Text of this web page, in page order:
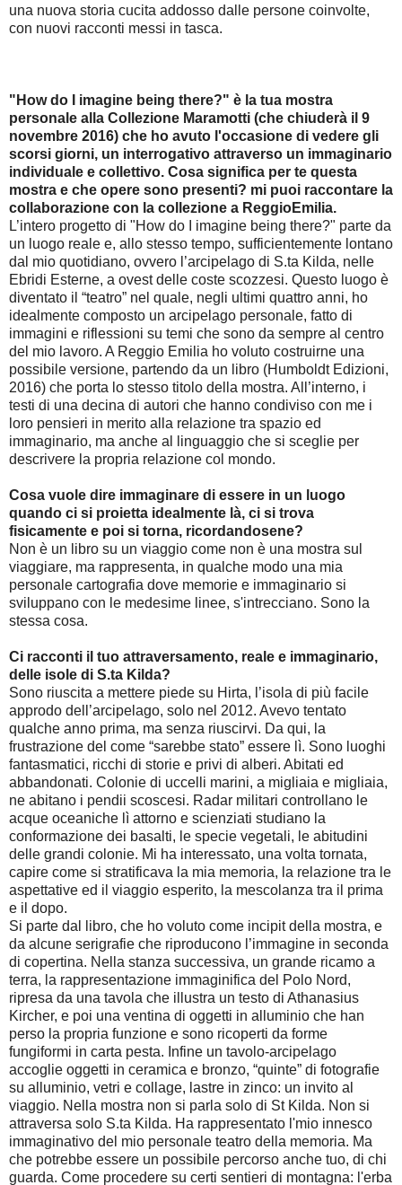
una nuova storia cucita addosso dalle persone coinvolte,
con nuovi racconti messi in tasca.
"How do I imagine being there?" è la tua mostra
personale alla Collezione Maramotti (che chiuderà il 9
novembre 2016) che ho avuto l'occasione di vedere gli
scorsi giorni, un interrogativo attraverso un immaginario
individuale e collettivo. Cosa significa per te questa
mostra e che opere sono presenti? mi puoi raccontare la
collaborazione con la collezione a ReggioEmilia.
L’intero progetto di "How do I imagine being there?" parte da
un luogo reale e, allo stesso tempo, sufficientemente lontano
dal mio quotidiano, ovvero l’arcipelago di S.ta Kilda, nelle
Ebridi Esterne, a ovest delle coste scozzesi. Questo luogo è
diventato il “teatro” nel quale, negli ultimi quattro anni, ho
idealmente composto un arcipelago personale, fatto di
immagini e riflessioni su temi che sono da sempre al centro
del mio lavoro. A Reggio Emilia ho voluto costruirne una
possibile versione, partendo da un libro (Humboldt Edizioni,
2016) che porta lo stesso titolo della mostra. All’interno, i
testi di una decina di autori che hanno condiviso con me i
loro pensieri in merito alla relazione tra spazio ed
immaginario, ma anche al linguaggio che si sceglie per
descrivere la propria relazione col mondo.
Cosa vuole dire immaginare di essere in un luogo
quando ci si proietta idealmente là, ci si trova
fisicamente e poi si torna, ricordandosene?
Non è un libro su un viaggio come non è una mostra sul
viaggiare, ma rappresenta, in qualche modo una mia
personale cartografia dove memorie e immaginario si
sviluppano con le medesime linee, s'intrecciano. Sono la
stessa cosa.
Ci racconti il tuo attraversamento, reale e immaginario,
delle isole di S.ta Kilda?
Sono riuscita a mettere piede su Hirta, l’isola di più facile
approdo dell’arcipelago, solo nel 2012. Avevo tentato
qualche anno prima, ma senza riuscirvi. Da qui, la
frustrazione del come “sarebbe stato” essere lì. Sono luoghi
fantasmatici, ricchi di storie e privi di alberi. Abitati ed
abbandonati. Colonie di uccelli marini, a migliaia e migliaia,
ne abitano i pendii scoscesi. Radar militari controllano le
acque oceaniche lì attorno e scienziati studiano la
conformazione dei basalti, le specie vegetali, le abitudini
delle grandi colonie. Mi ha interessato, una volta tornata,
capire come si stratificava la mia memoria, la relazione tra le
aspettative ed il viaggio esperito, la mescolanza tra il prima
e il dopo.
Si parte dal libro, che ho voluto come incipit della mostra, e
da alcune serigrafie che riproducono l’immagine in seconda
di copertina. Nella stanza successiva, un grande ricamo a
terra, la rappresentazione immaginifica del Polo Nord,
ripresa da una tavola che illustra un testo di Athanasius
Kircher, e poi una ventina di oggetti in alluminio che han
perso la propria funzione e sono ricoperti da forme
fungiformi in carta pesta. Infine un tavolo-arcipelago
accoglie oggetti in ceramica e bronzo, “quinte” di fotografie
su alluminio, vetri e collage, lastre in zinco: un invito al
viaggio. Nella mostra non si parla solo di St Kilda. Non si
attraversa solo S.ta Kilda. Ha rappresentato l'mio innesco
immaginativo del mio personale teatro della memoria. Ma
che potrebbe essere un possibile percorso anche tuo, di chi
guarda. Come procedere su certi sentieri di montagna: l'erba